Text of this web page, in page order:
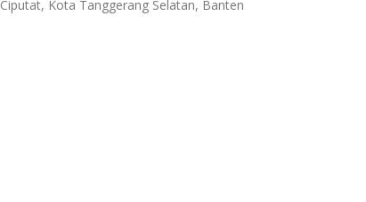
Ciputat, Kota Tanggerang Selatan, Banten